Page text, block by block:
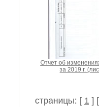
Отчет об
за 2019 г.
страницы: [ 1 ]